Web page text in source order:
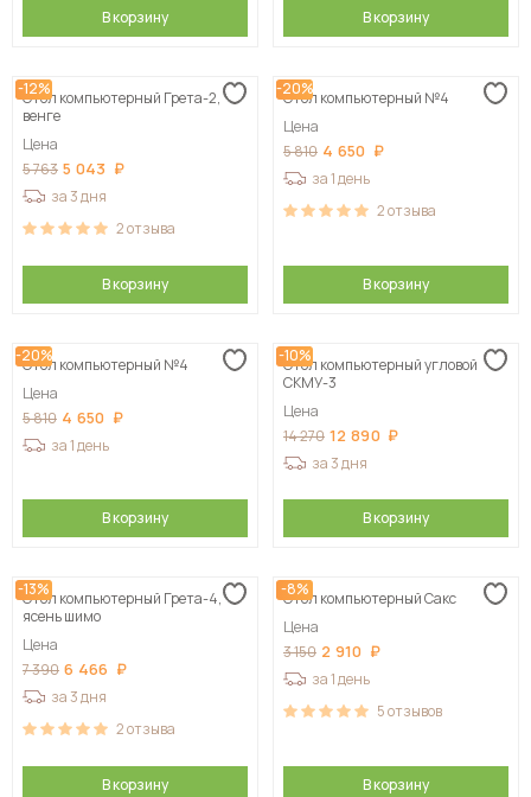
В корзину В корзину
-12%
Стол компьютерный Грета-2,
венге
Цена
5 763 5 043
за 3 дня
2отзыва
В корзину
-20%
Стол компьютерный №4
Цена
5 810 4 650
за 1 день
2отзыва
В корзину
-20%
Стол компьютерный №4
Цена
5 810 4 650
за 1 день
В корзину
-10%
Стол компьютерный угловой
СКМУ-3
Цена
14 270 12 890
за 3 дня
В корзину
-13%
Стол компьютерный Грета-4,
ясень шимо
Цена
7 390 6 466
за 3 дня
2отзыва
В корзину
-8%
Стол компьютерный Сакс
Цена
3 150 2 910
за 1 день
5отзывов
В корзину